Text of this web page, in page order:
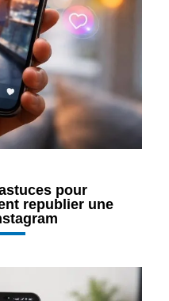
pour
republier une